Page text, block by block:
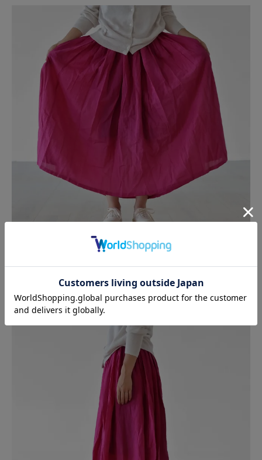
1枚では少し透けるため、下にペチコートなどを重ねて
ご着用ください。